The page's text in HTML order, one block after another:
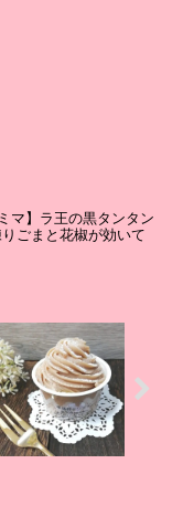
マ】ラ王の黒タンタン
ごまと花椒が効いて